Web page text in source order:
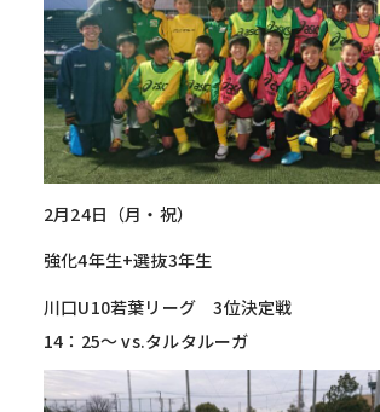
2月24日（月・祝）
強化4年生+選抜3年生
川口U10若葉リーグ 3位決定戦
14：25～ vs.タルタルーガ